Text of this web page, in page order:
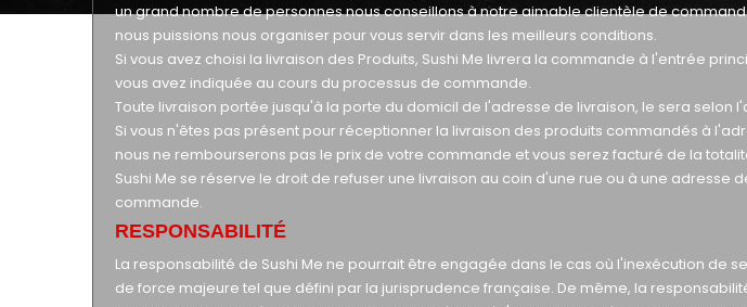
un grand nombre de personnes nous conseillons à notre aimable clientèle de
nous puissions nous organiser pour vous servir dans les meilleurs conditions.
Si vous avez choisi la livraison des Produits, Sushi Me livrera la commande à l'entrée
vous avez indiquée au cours du processus de commande.
Toute livraison portée jusqu'à la porte du domicil de l'adresse de livraison, le sera selon
Si vous n'êtes pas présent pour réceptionner la livraison des produits commandés à
nous ne rembourserons pas le prix de votre commande et vous serez facturé de la
Sushi Me se réserve le droit de refuser une livraison au coin d'une rue ou à une adresse
commande.
RESPONSABILITÉ
La responsabilité de Sushi Me ne pourrait être engagée dans le cas où l'inexécution de
de force majeure tel que défini par la jurisprudence française. De même, la